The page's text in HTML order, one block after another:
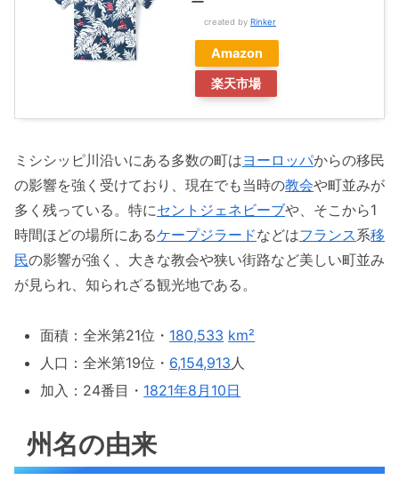
created by Rinker
Amazon
楽天市場
ミシシッピ川沿いにある多数の町はヨーロッパからの移民
の影響を強く受けており、現在でも当時の教会や町並みが
多く残っている。特にセントジェネビーブや、そこから1
時間ほどの場所にあるケープジラードなどはフランス系移
民の影響が強く、大きな教会や狭い街路など美しい町並み
が見られ、知られざる観光地である。
面積：全米第21位・ 180,533 km²
人口：全米第19位・ 6,154,913 人
加入：24番目・ 1821年8月10日
州名の由来